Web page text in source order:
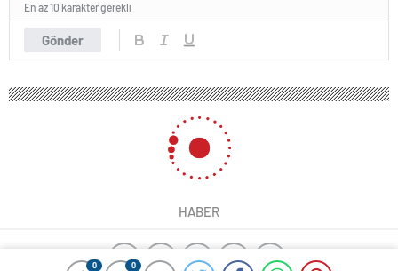
0 0
Gönder
En az 10 karakter gerekli
HABER